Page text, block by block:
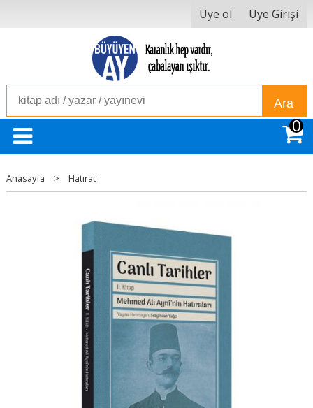
Üye ol Üye Girişi
Ara
0
Anasayfa > Hatırat